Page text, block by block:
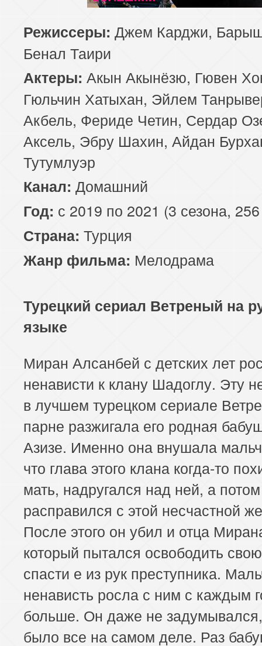
Режиссеры: Джем Карджи,
Бенал Таири
Актеры: Акын Акынёзю, Гювен
Гюльчин Хатыхан, Эйлем
Акбель, Фериде Четин, Сердар
Аксель, Эбру Шахин, Айдан
Тутумлуэр
Канал: Домашний
Год: с 2019 по 2021 (3 сезона,
Страна: Турция
Жанр фильма: Мелодрама
Турецкий сериал Ветреный на
языке
Миран Алсанбей с детских лет
ненависти к клану Шадоглу. Эту
в лучшем турецком сериале
парне разжигала его родная
Азизе. Именно она внушала
что глава этого клана когда-то
мать, надругался над ней, а
расправился с этой несчастной
После этого он убил и отца
который пытался освободить
спасти е из рук преступника.
ненависть росла с ним с каждым
больше. Он даже не
было все на самом деле. Раз